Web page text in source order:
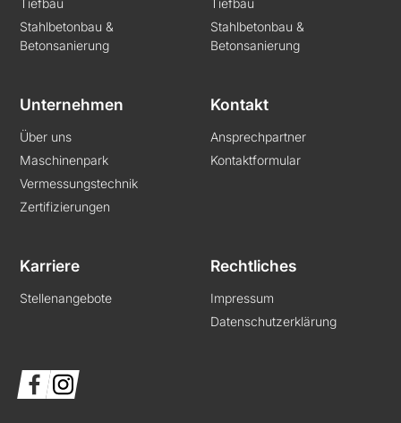
Stahlbetonbau &
Betonsanierung
Stahlbetonbau &
Betonsanierung
Unternehmen
Über uns
Maschinenpark
Vermessungstechnik
Zertifizierungen
Kontakt
Ansprechpartner
Kontaktformular
Karriere
Stellenangebote
Rechtliches
Impressum
Datenschutzerklärung